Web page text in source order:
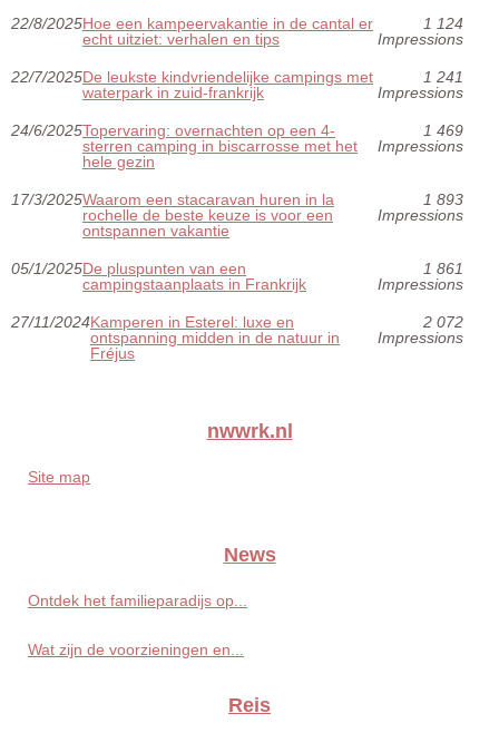
22/8/2025Hoe een kampeervakantie in de cantal er
echt uitziet: verhalen en tips
1 124
Impressions
22/7/2025De leukste kindvriendelijke campings met
waterpark in zuid-frankrijk
1 241
Impressions
24/6/2025Topervaring: overnachten op een 4-
sterren camping in biscarrosse met het
hele gezin
1 469
Impressions
17/3/2025Waarom een stacaravan huren in la
rochelle de beste keuze is voor een
ontspannen vakantie
1 893
Impressions
05/1/2025De pluspunten van een
campingstaanplaats in Frankrijk
1 861
Impressions
27/11/2024Kamperen in Esterel: luxe en
ontspanning midden in de natuur in
Fréjus
2 072
Impressions
nwwrk.nl
Site map
News
Ontdek het familieparadijs op...
Wat zijn de voorzieningen en...
Reis